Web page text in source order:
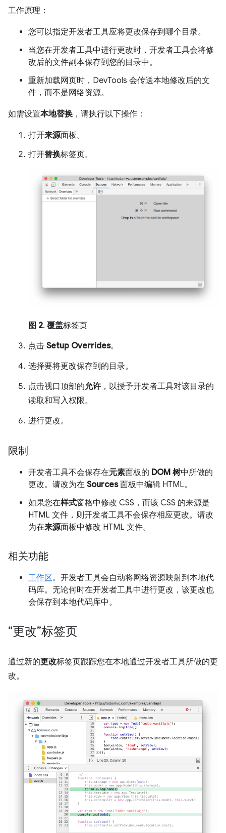
工作原理：
您可以指定开发者工具应将更改保存到哪个目录。
当您在开发者工具中进行更改时，开发者工具会将修
改后的文件副本保存到您的目录中。
重新加载网页时，DevTools 会传送本地修改后的文
件，而不是网络资源。
如需设置本地替换 ，请执行以下操作：
打开来源面板。
打开替换标签页。
图 2. 覆盖标签页
点击 Setup Overrides。
选择要将更改保存到的目录。
点击视口顶部的允许 ，以授予开发者工具对该目录的
读取和写入权限。
进行更改。
限制
开发者工具不会保存在元素面板的 DOM 树中所做的
更改。请改为在 Sources面板中编辑 HTML。
如果您在样式窗格中修改 CSS，而该 CSS 的来源是
HTML 文件，则开发者工具不会保存相应更改。请改
为在来源面板中修改 HTML 文件。
相关功能
工作区。开发者工具会自动将网络资源映射到本地代
码库。无论何时在开发者工具中进行更改，该更改也
会保存到本地代码库中。
“更改”标签页
通过新的更改标签页跟踪您在本地通过开发者工具所做的更
改。